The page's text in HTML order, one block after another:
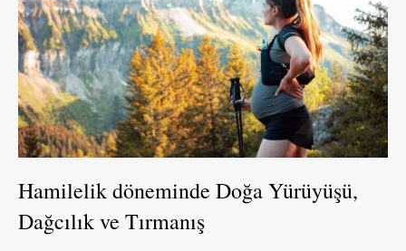
Hamilelik döneminde Doğa Yürüyüşü,
Dağcılık ve Tırmanış